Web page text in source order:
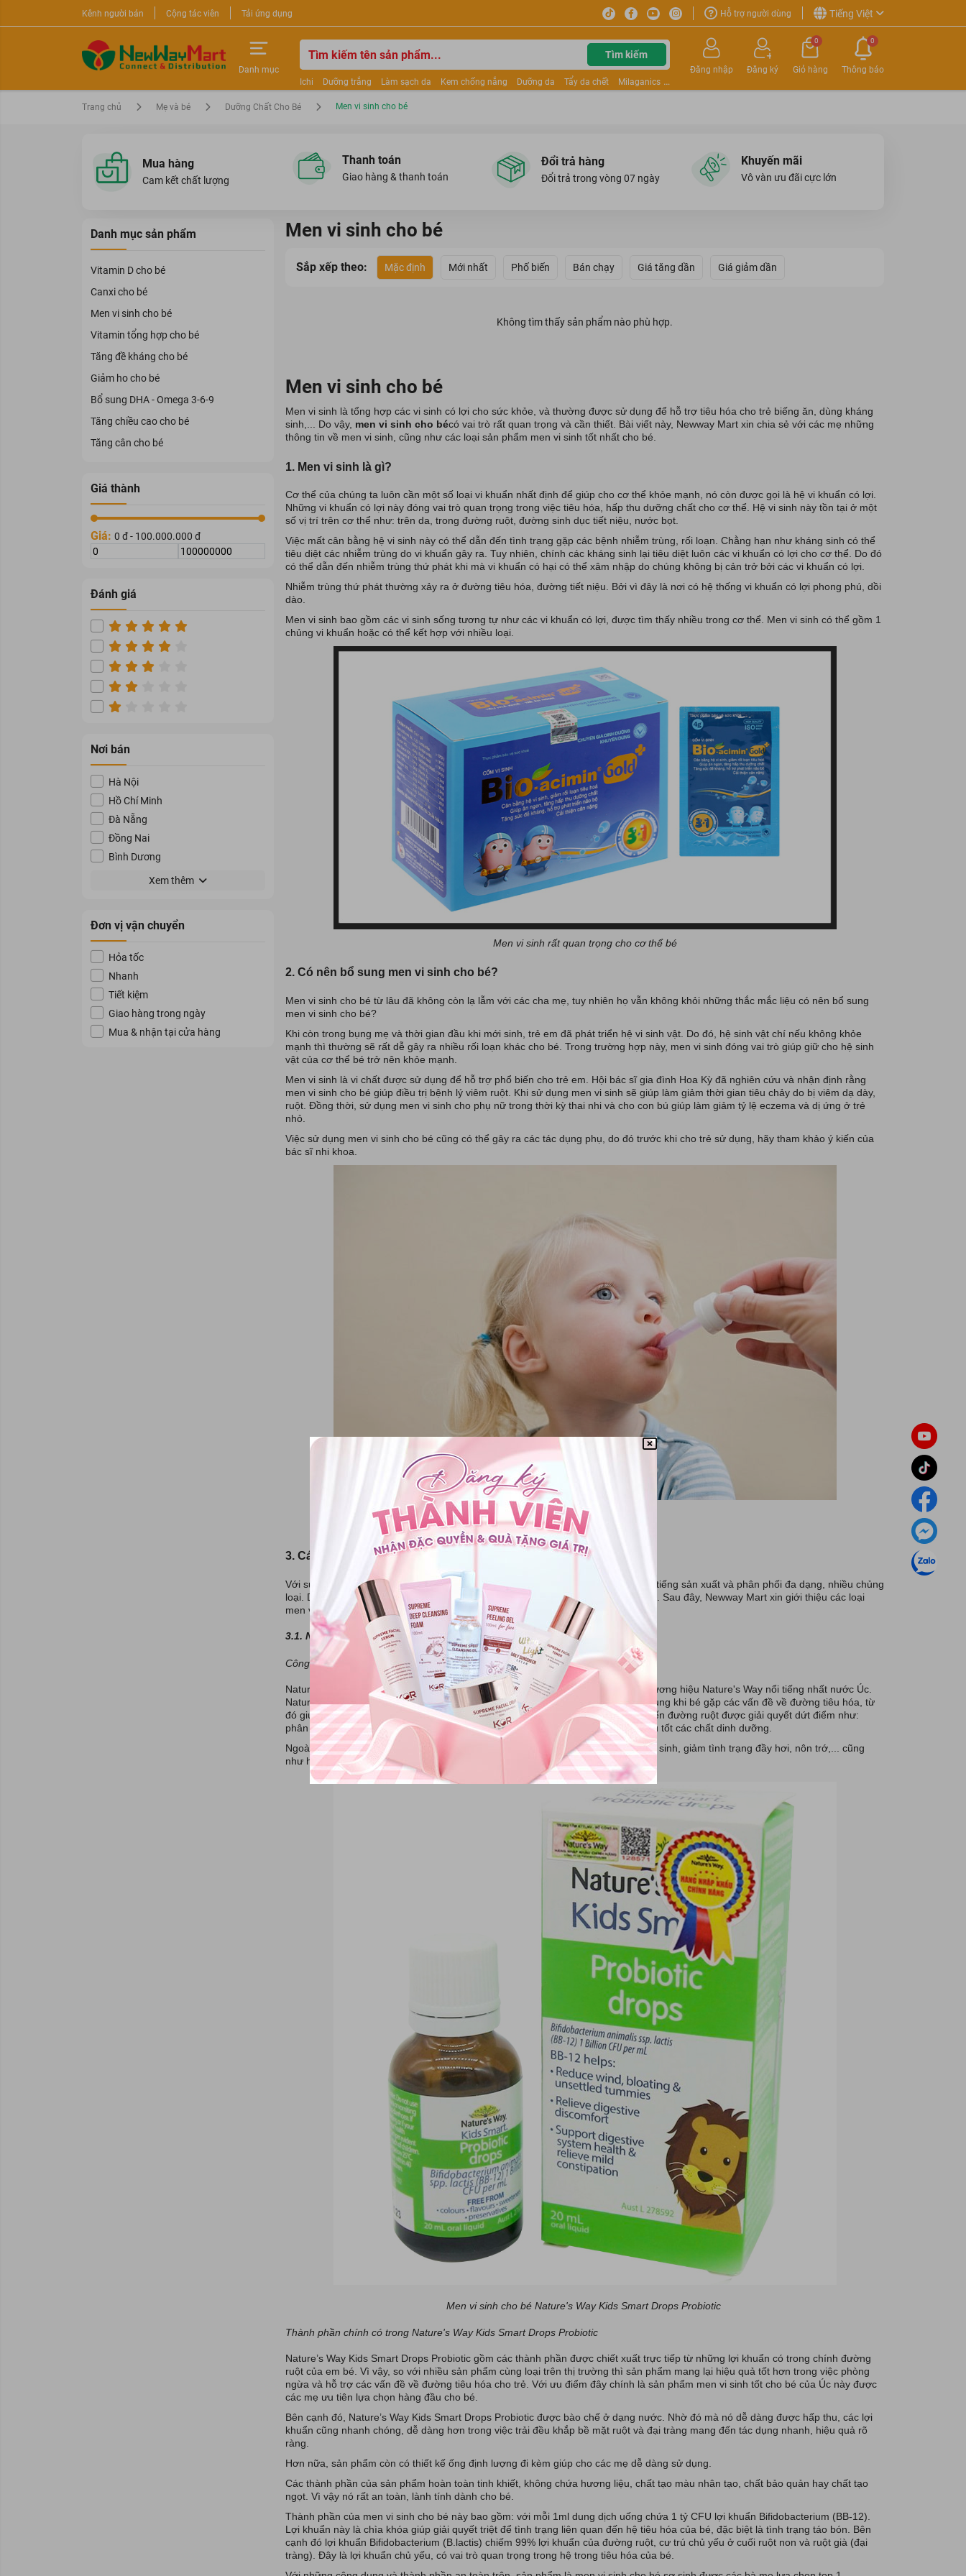
Kênh người bán Cộng tác viên Tải ứng dụng Hỗ trợ người dùng Tiếng Việt
Danh mục
Tìm kiếm
Ichi Dưỡng trắng Làm sạch da Kem chống nắng Dưỡng da Tẩy da chết
Milaganics
Sữa rửa mặt
Kem Mộc Qua
Đăng nhập Đăng ký
0
Giỏ hàng Thông báo
0
Trang chủ Mẹ và bé Dưỡng Chất Cho Bé Men vi sinh cho bé
Mua hàng
Cam kết chất lượng
Thanh toán
Giao hàng & thanh toán
Đổi trả hàng
Đổi trả trong vòng 07 ngày
Khuyến mãi
Vô vàn ưu đãi cực lớn
Danh mục sản phẩm
Vitamin D cho bé
Canxi cho bé
Men vi sinh cho bé
Vitamin tổng hợp cho bé
Tăng đề kháng cho bé
Giảm ho cho bé
Bổ sung DHA - Omega 3-6-9
Tăng chiều cao cho bé
Tăng cân cho bé
Giá thành
Giá: 0 đ - 100.000.000 đ
Đánh giá
Nơi bán
Hà Nội
Hồ Chí Minh
Đà Nẵng
Đồng Nai
Bình Dương
Bà Rịa - Vũng Tàu
Lâm Đồng
Đắk Lắk
Long An
Tiền Giang
Bến Tre
Xem thêm
Đơn vị vận chuyển
Hỏa tốc
Nhanh
Tiết kiệm
Giao hàng trong ngày
Mua & nhận tại cửa hàng
Men vi sinh cho bé
Sắp xếp theo: Mặc định Mới nhất Phố biến Bán chạy Giá tăng dần Giá giảm dần
Không tìm thấy sản phẩm nào phù hợp.
Men vi sinh cho bé
Men vi sinh là tổng hợp các vi sinh có lợi cho sức khỏe, và thường được sử dụng để hỗ trợ tiêu hóa cho trẻ biếng ăn, dùng kháng
sinh,... Do vậy, men vi sinh cho bécó vai trò rất quan trọng và cần thiết. Bài viết này, Newway Mart xin chia sẻ với các mẹ những
thông tin về men vi sinh, cũng như các loại sản phẩm men vi sinh tốt nhất cho bé.
1. Men vi sinh là gì?
Cơ thể của chúng ta luôn cần một số loại vi khuẩn nhất định để giúp cho cơ thể khỏe mạnh, nó còn được gọi là hệ vi khuẩn có lợi.
Những vi khuẩn có lợi này đóng vai trò quan trọng trong việc tiêu hóa, hấp thu dưỡng chất cho cơ thể. Hệ vi sinh này tồn tại ở một
số vị trí trên cơ thể như: trên da, trong đường ruột, đường sinh dục tiết niệu, nước bọt.
Việc mất cân bằng hệ vi sinh này có thể dẫn đến tình trạng gặp các bệnh nhiễm trùng, rối loạn. Chằng hạn như kháng sinh có thể
tiêu diệt các nhiễm trùng do vi khuẩn gây ra. Tuy nhiên, chính các kháng sinh lại tiêu diệt luôn các vi khuẩn có lợi cho cơ thể. Do đó
có thể dẫn đến nhiễm trùng thứ phát khi mà vi khuẩn có hại có thể xâm nhập do chúng không bị cản trở bởi các vi khuẩn có lợi.
Nhiễm trùng thứ phát thường xảy ra ở đường tiêu hóa, đường tiết niệu. Bởi vì đây là nơi có hệ thống vi khuẩn có lợi phong phú, dồi
dào.
Men vi sinh bao gồm các vi sinh sống tương tự như các vi khuẩn có lợi, được tìm thấy nhiều trong cơ thể. Men vi sinh có thể gồm 1
chủng vi khuẩn hoặc có thể kết hợp với nhiều loại.
Men vi sinh rất quan trọng cho cơ thể bé
2. Có nên bổ sung men vi sinh cho bé?
Men vi sinh cho bé từ lâu đã không còn lạ lẫm với các cha mẹ, tuy nhiên họ vẫn không khỏi những thắc mắc liệu có nên bổ sung
men vi sinh cho bé?
Khi còn trong bụng mẹ và thời gian đầu khi mới sinh, trẻ em đã phát triển hệ vi sinh vật. Do đó, hệ sinh vật chí nếu không khỏe
mạnh thì thường sẽ rất dễ gây ra nhiều rối loạn khác cho bé. Trong trường hợp này, men vi sinh đóng vai trò giúp giữ cho hệ sinh
vật của cơ thể bé trở nên khỏe mạnh.
Men vi sinh là vi chất được sử dụng để hỗ trợ phổ biến cho trẻ em. Hội bác sĩ gia đình Hoa Kỳ đã nghiên cứu và nhận định rằng
men vi sinh cho bé giúp điều trị bệnh lý viêm ruột. Khi sử dụng men vi sinh sẽ giúp làm giảm thời gian tiêu chảy do bị viêm dạ dày,
ruột. Đồng thời, sử dụng men vi sinh cho phụ nữ trong thời kỳ thai nhi và cho con bú giúp làm giảm tỷ lệ eczema và dị ứng ở trẻ
nhỏ.
Việc sử dụng men vi sinh cho bé cũng có thể gây ra các tác dụng phụ, do đó trước khi cho trẻ sử dụng, hãy tham khảo ý kiến của
bác sĩ nhi khoa.
Men vi sinh rất cần thiết cho bé
3. Các loại men vi sinh cho bé tốt nhất hiện nay
Với sự phát triển của khoa học, hiện nay men vi sinh được nhiều thương hiệu nổi tiếng sản xuất và phân phối đa dạng, nhiều chủng
loại. Do đó, việc lựa chọn men vi sinh cho bé sao cho phù hợp không hề đơn giản. Sau đây, Newway Mart xin giới thiệu các loại
men vi sinh cho bé tốt nhất hiện nay mà cha mẹ không nên bỏ qua.
3.1. Nature's Way Kids Smart Drops Probiotic - Men vi sinh Úc cho bé
Công dụng Nature's Way Kids Smart Drops Probiotic mang lại
Nature's Way Kids Smart Drops Probiotic là một trong những sản phẩm đến từ thương hiệu Nature's Way nổi tiếng nhất nước Úc.
Nature's Way Kids Smart Drops Probiotic là men vi sinh Úc cho bé. Nó được sử dụng khi bé gặp các vấn đề về đường tiêu hóa, từ
đó giúp hệ vi sinh đường ruột được cân bằng. Nhờ đó mà các vấn đề liên quan đến đường ruột được giải quyết dứt điểm như:
phân sống, táo bón, khó tiêu… Đồng thời giúp cho trẻ em ăn ngon miệng, hấp thụ tốt các chất dinh dưỡng.
Ngoài ra, sản phẩm còn có khả năng làm giảm các triệu chứng đau bụng ở trẻ sơ sinh, giảm tình trạng đầy hơi, nôn trớ,... cũng
như hỗ trợ nâng cao chức năng hệ miễn dịch cho bé.
Men vi sinh cho bé Nature's Way Kids Smart Drops Probiotic
Thành phần chính có trong Nature's Way Kids Smart Drops Probiotic
Nature’s Way Kids Smart Drops Probiotic gồm các thành phần được chiết xuất trực tiếp từ những lợi khuẩn có trong chính đường
ruột của em bé. Vì vậy, so với nhiều sản phẩm cùng loại trên thị trường thì sản phẩm mang lại hiệu quả tốt hơn trong việc phòng
ngừa và hỗ trợ các vấn đề về đường tiêu hóa cho trẻ. Với ưu điểm đây chính là sản phẩm men vi sinh tốt cho bé của Úc này được
các mẹ ưu tiên lựa chọn hàng đầu cho bé.
Bên cạnh đó, Nature’s Way Kids Smart Drops Probiotic được bào chế ở dạng nước. Nhờ đó mà nó dễ dàng được hấp thu, các lợi
khuẩn cũng nhanh chóng, dễ dàng hơn trong việc trải đều khắp bề mặt ruột và đại tràng mang đến tác dụng nhanh, hiệu quả rõ
ràng.
Hơn nữa, sản phẩm còn có thiết kế ống định lượng đi kèm giúp cho các mẹ dễ dàng sử dụng.
Các thành phần của sản phẩm hoàn toàn tinh khiết, không chứa hương liệu, chất tạo màu nhân tạo, chất bảo quản hay chất tạo
ngọt. Vì vậy nó rất an toàn, lành tính dành cho bé.
Thành phần của men vi sinh cho bé này bao gồm: với mỗi 1ml dung dịch uống chứa 1 tỷ CFU lợi khuẩn Bifidobacterium (BB-12).
Lợi khuẩn này là chìa khóa giúp giải quyết triệt để tình trạng liên quan đến hệ tiêu hóa của bé, đặc biệt là tình trạng táo bón. Bên
cạnh đó lợi khuẩn Bifidobacterium (B.lactis) chiếm 99% lợi khuẩn của đường ruột, cư trú chủ yếu ở cuối ruột non và ruột già (đại
tràng). Đây là lợi khuẩn chủ yếu, có vai trò quan trọng trong hệ trong tiêu hóa của bé.